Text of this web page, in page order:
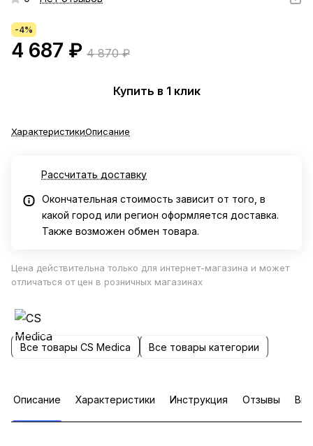
-4%
4 687 ₽ 4 870 ₽
Купить в 1 клик
ХарактеристикиОписание
Рассчитать доставку
Окончательная стоимость зависит от того, в
какой город или регион оформляется доставка.
Также возможен обмен товара.
Цена действительна только для интернет-магазина и может
отличаться от цен в розничных магазинах
Все товары CS Medica Все товары категории
Описание Характеристики Инструкция Отзывы